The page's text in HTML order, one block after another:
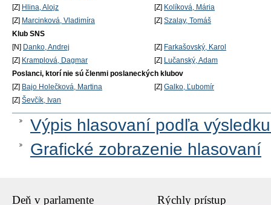
[Z] Hlina, Alojz [Z] Kolíková, Mária
[Z] Marcinková, Vladimíra [Z] Szalay, Tomáš
Klub SNS
[N] Danko, Andrej [Z] Farkašovský, Karol
[Z] Kramplová, Dagmar [Z] Lučanský, Adam
Poslanci, ktorí nie sú členmi poslaneckých klubov
[Z] Bajo Holečková, Martina [Z] Galko, Ľubomír
[Z] Ševčík, Ivan
Výpis hlasovaní podľa
Grafické zobrazenie hlasovaní
Deň v parlamente Rýchly prístup